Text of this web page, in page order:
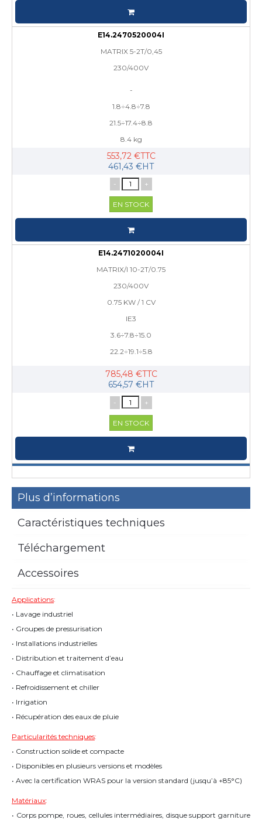
E14.2470520004I
MATRIX 5-2T/0,45
230/400V
-
1.8÷4.8÷7.8
21.5÷17.4÷8.8
8.4 kg
553,72 €TTC
461,43 €HT
- +
EN STOCK
E14.2471020004I
MATRIX/I 10-2T/0.75
230/400V
0.75 KW / 1 CV
IE3
3.6÷7.8÷15.0
22.2÷19.1÷5.8
785,48 €TTC
654,57 €HT
- +
EN STOCK
Plus d’informations
Caractéristiques techniques
Téléchargement
Accessoires
Applications:
• Lavage industriel
• Groupes de pressurisation
• Installations industrielles
• Distribution et traitement d’eau
• Chauffage et climatisation
• Refroidissement et chiller
• Irrigation
• Récupération des eaux de pluie
Particularités techniques:
• Construction solide et compacte
• Disponibles en plusieurs versions et modèles
• Avec la certification WRAS pour la version standard (jusqu’à +85°C)
Matériaux:
• Corps pompe, roues, cellules intermédiaires, disque support garniture